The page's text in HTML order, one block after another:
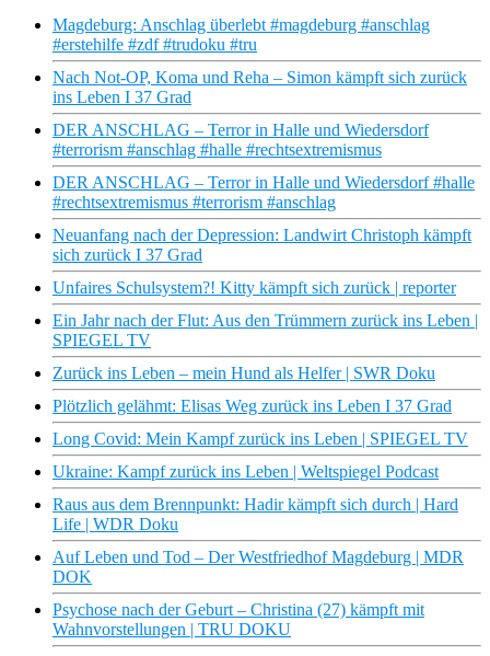
Magdeburg: Anschlag überlebt #magdeburg #anschlag
#erstehilfe #zdf #trudoku #tru
Nach Not-OP, Koma und Reha – Simon kämpft sich zurück
ins Leben I 37 Grad
DER ANSCHLAG – Terror in Halle und Wiedersdorf
#terrorism #anschlag #halle #rechtsextremismus
DER ANSCHLAG – Terror in Halle und Wiedersdorf #halle
#rechtsextremismus #terrorism #anschlag
Neuanfang nach der Depression: Landwirt Christoph kämpft
sich zurück I 37 Grad
Unfaires Schulsystem?! Kitty kämpft sich zurück | reporter
Ein Jahr nach der Flut: Aus den Trümmern zurück ins Leben |
SPIEGEL TV
Zurück ins Leben – mein Hund als Helfer | SWR Doku
Plötzlich gelähmt: Elisas Weg zurück ins Leben I 37 Grad
Long Covid: Mein Kampf zurück ins Leben | SPIEGEL TV
Ukraine: Kampf zurück ins Leben | Weltspiegel Podcast
Raus aus dem Brennpunkt: Hadir kämpft sich durch ​| Hard
Life | WDR Doku
Auf Leben und Tod – Der Westfriedhof Magdeburg | MDR
DOK
Psychose nach der Geburt – Christina (27) kämpft mit
Wahnvorstellungen | TRU DOKU